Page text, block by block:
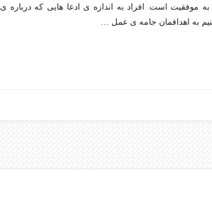
است. افراد به اندازه ی ادعا هایی که درباره ی
به اهدافمان جامه ی عمل